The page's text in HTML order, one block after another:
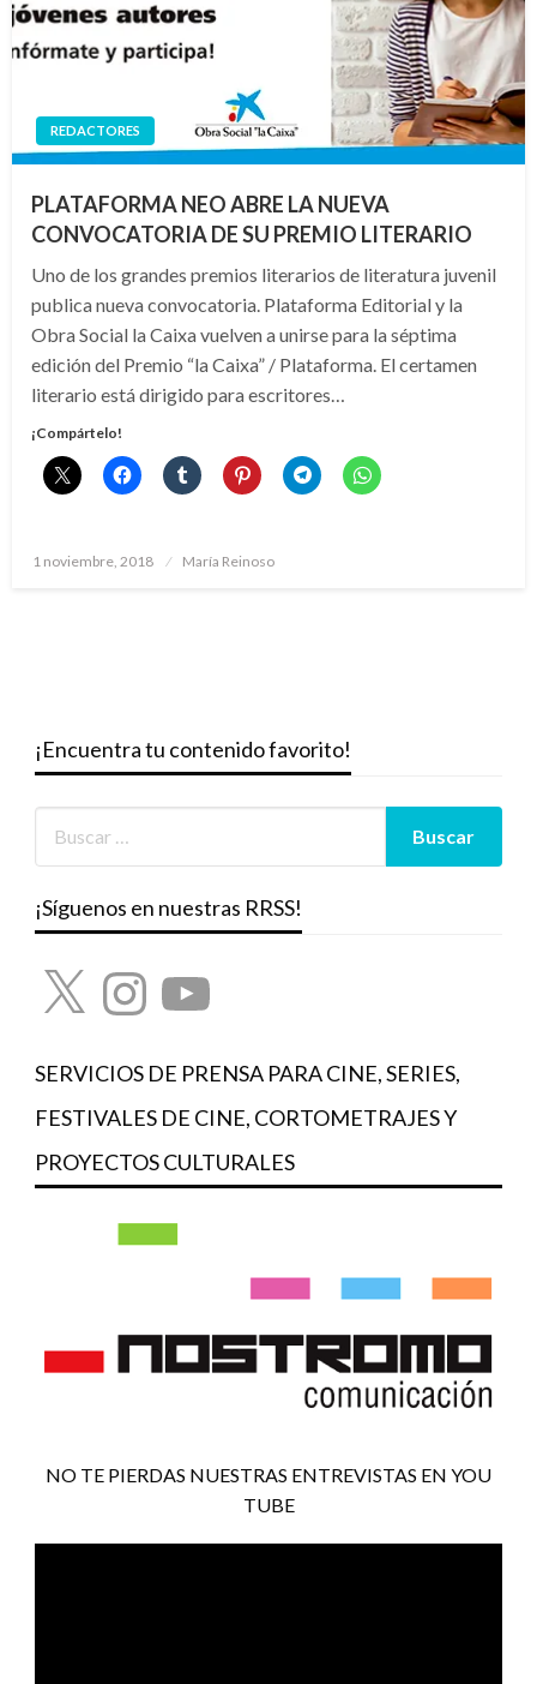
REDACTORES
PLATAFORMA NEO ABRE LA NUEVA
CONVOCATORIA DE SU PREMIO LITERARIO
Uno de los grandes premios literarios de literatura juvenil
publica nueva convocatoria. Plataforma Editorial y la
Obra Social la Caixa vuelven a unirse para la séptima
edición del Premio “la Caixa” / Plataforma. El certamen
literario está dirigido para escritores…
¡Compártelo!
Publicado
1 noviembre, 2018 María Reinoso
¡Encuentra tu contenido favorito!
¡Síguenos en nuestras RRSS!
X InstagramYouTube
SERVICIOS DE PRENSA PARA CINE, SERIES,
FESTIVALES DE CINE, CORTOMETRAJES Y
PROYECTOS CULTURALES
NO TE PIERDAS NUESTRAS ENTREVISTAS EN YOU
TUBE